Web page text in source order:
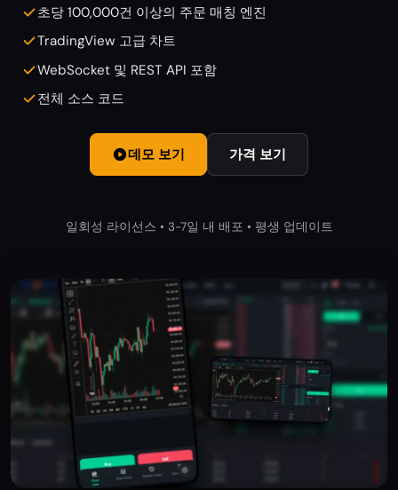
초당 100,000건 이상의 주문 매칭 엔진
TradingView 고급 차트
WebSocket 및 REST API 포함
전체 소스 코드
데모 보기 가격 보기
일회성 라이선스 • 3-7일 내 배포 • 평생 업데이트